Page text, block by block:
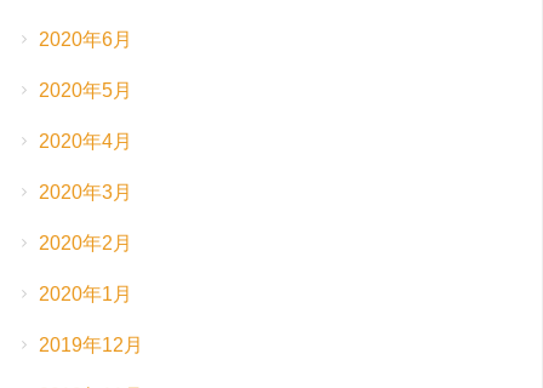
2020年6月
2020年5月
2020年4月
2020年3月
2020年2月
2020年1月
2019年12月